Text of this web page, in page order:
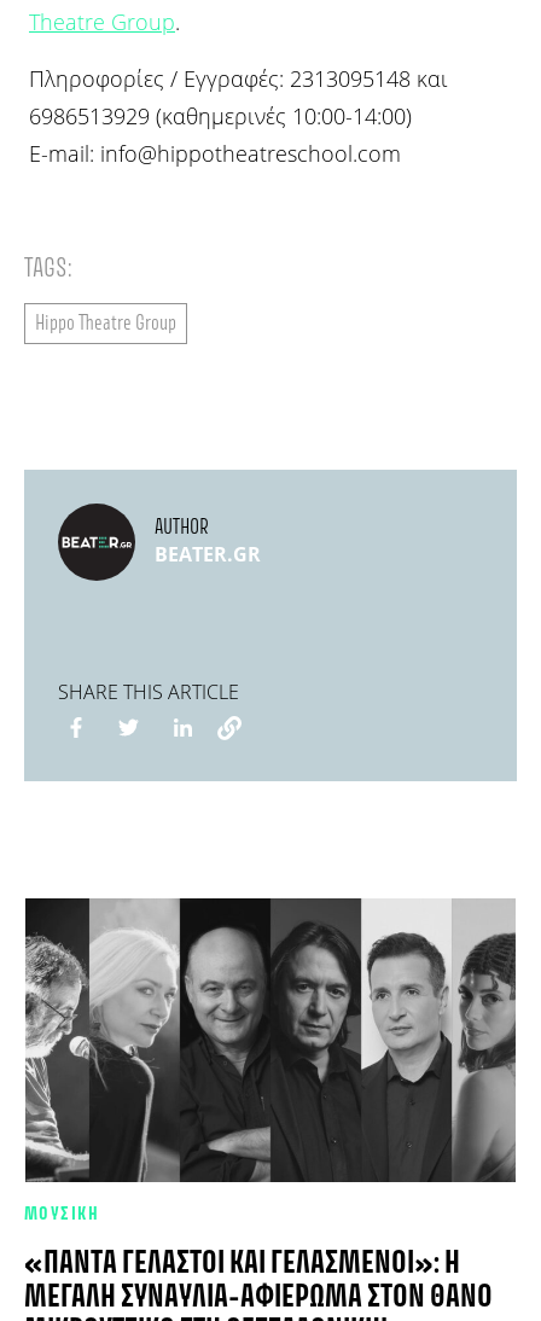
TAGS:
Hippo Theatre Group
Theatre Group.
Πληροφορίες / Εγγραφές: 2313095148 και
6986513929 (καθημερινές 10:00-14:00)
E-mail: info@hippotheatreschool.com
AUTHOR
BEATER.GR
SHARE THIS ARTICLE
ΜΟΥΣΙΚΗ
«ΠΆΝΤΑ ΓΕΛΑΣΤΟΊ ΚΑΙ ΓΕΛΑΣΜΈΝΟΙ»: Η
ΜΕΓΆΛΗ ΣΥΝΑΥΛΊΑ-ΑΦΙΈΡΩΜΑ ΣΤΟΝ ΘΆΝΟ